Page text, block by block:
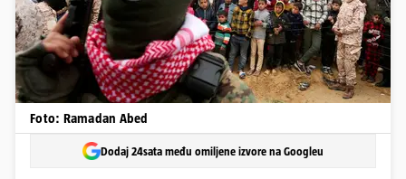
Foto: Ramadan Abed
Dodaj 24sata među omiljene izvore na Googleu